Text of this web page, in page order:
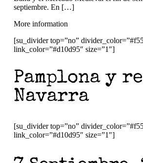
septiembre. En […]
More information
[su_divider top=”no”
link_color=”#d10d95″ size=”1″]
Pamplona y
Navarra
[su_divider top=”no”
link_color=”#d10d95″ size=”1″]